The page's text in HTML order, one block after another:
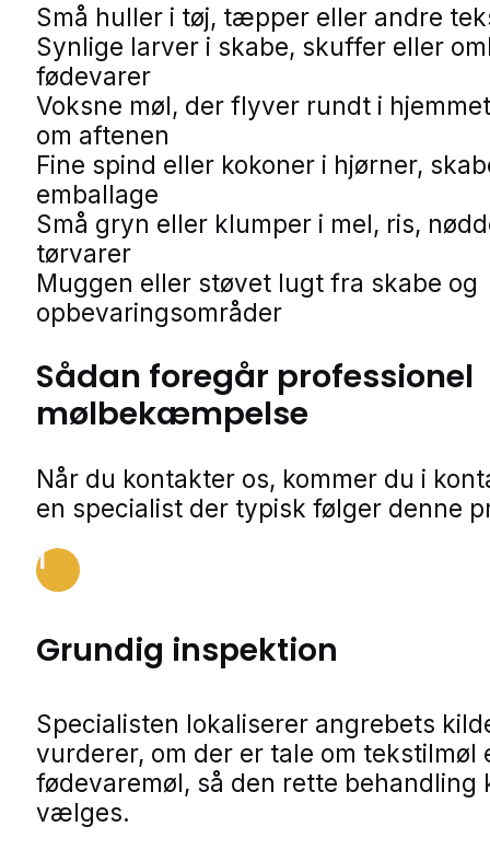
Små huller i tøj, tæpper eller andre
Synlige larver i skabe, skuffer eller
fødevarer
Voksne møl, der flyver rundt i
om aftenen
Fine spind eller kokoner i hjørner,
emballage
Små gryn eller klumper i mel, ris,
tørvarer
Muggen eller støvet lugt fra skabe og
opbevaringsområder
Sådan foregår professionel
mølbekæmpelse
Når du kontakter os, kommer du i
en specialist der typisk følger denne
1
Grundig inspektion
Specialisten lokaliserer angrebets
vurderer, om der er tale om tekstilmøl
fødevaremøl, så den rette behandling
vælges.